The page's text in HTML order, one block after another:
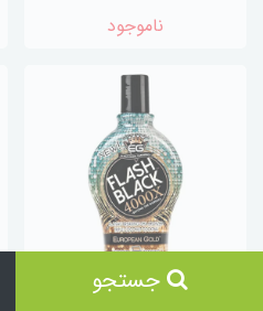
ناموجود
جستجو